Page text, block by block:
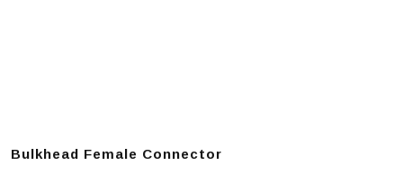
Bulkhead Female Connector